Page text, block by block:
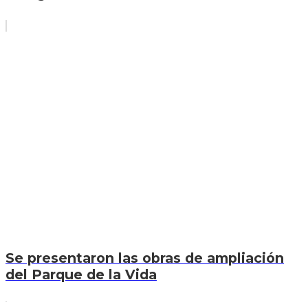
Se presentaron las obras de ampliación
del Parque de la Vida